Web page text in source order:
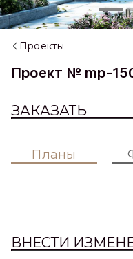
Проекты
Проект № mp-
ЗАКАЗАТЬ
Планы
ВНЕСТИ